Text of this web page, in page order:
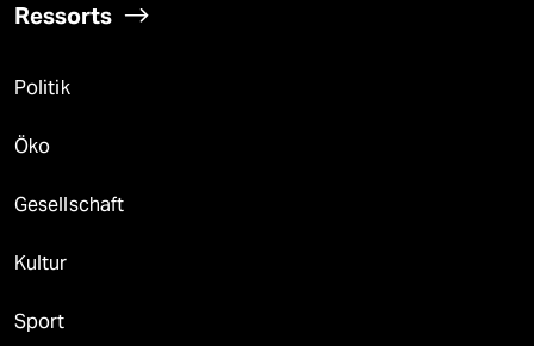
Ressorts
Politik
Öko
Gesellschaft
Kultur
Sport